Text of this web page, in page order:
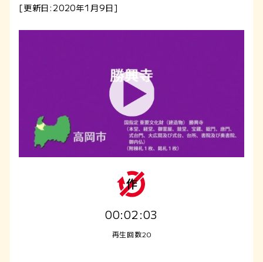
[更新日:2020年1月9日]
00:02:03
再生回数20